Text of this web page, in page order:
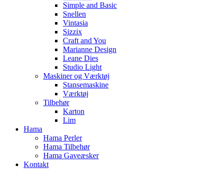
Simple and Basic
Snellen
Vintasia
Sizzix
Craft and You
Marianne Design
Leane Dies
Studio Light
Maskiner og Værktøj
Stansemaskine
Værktøj
Tilbehør
Karton
Lim
Hama
Hama Perler
Hama Tilbehør
Hama Gaveæsker
Kontakt